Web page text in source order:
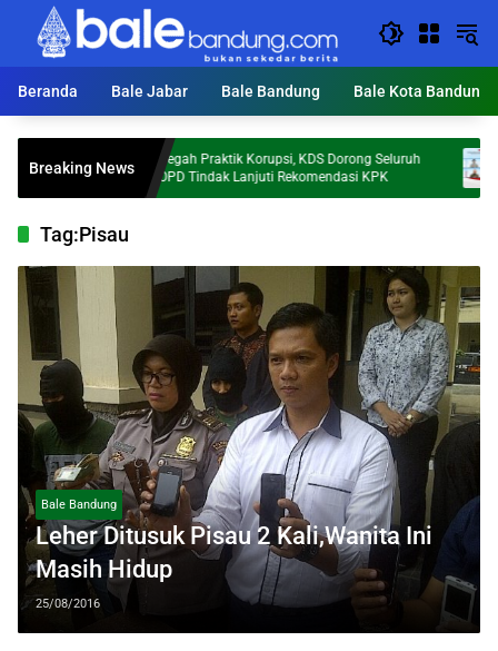
Langsung
konten
Beranda
Bale Jabar Bale Bandung Bale Kota Bandung
Breaking NewsCegah Praktik Korupsi, KDS Dorong Seluruh
OPD Tindak Lanjuti Rekomendasi KPK
Tag:Pisau
Bale Bandung
Leher Ditusuk Pisau 2 Kali,Wanita Ini
Masih Hidup
25/08/2016